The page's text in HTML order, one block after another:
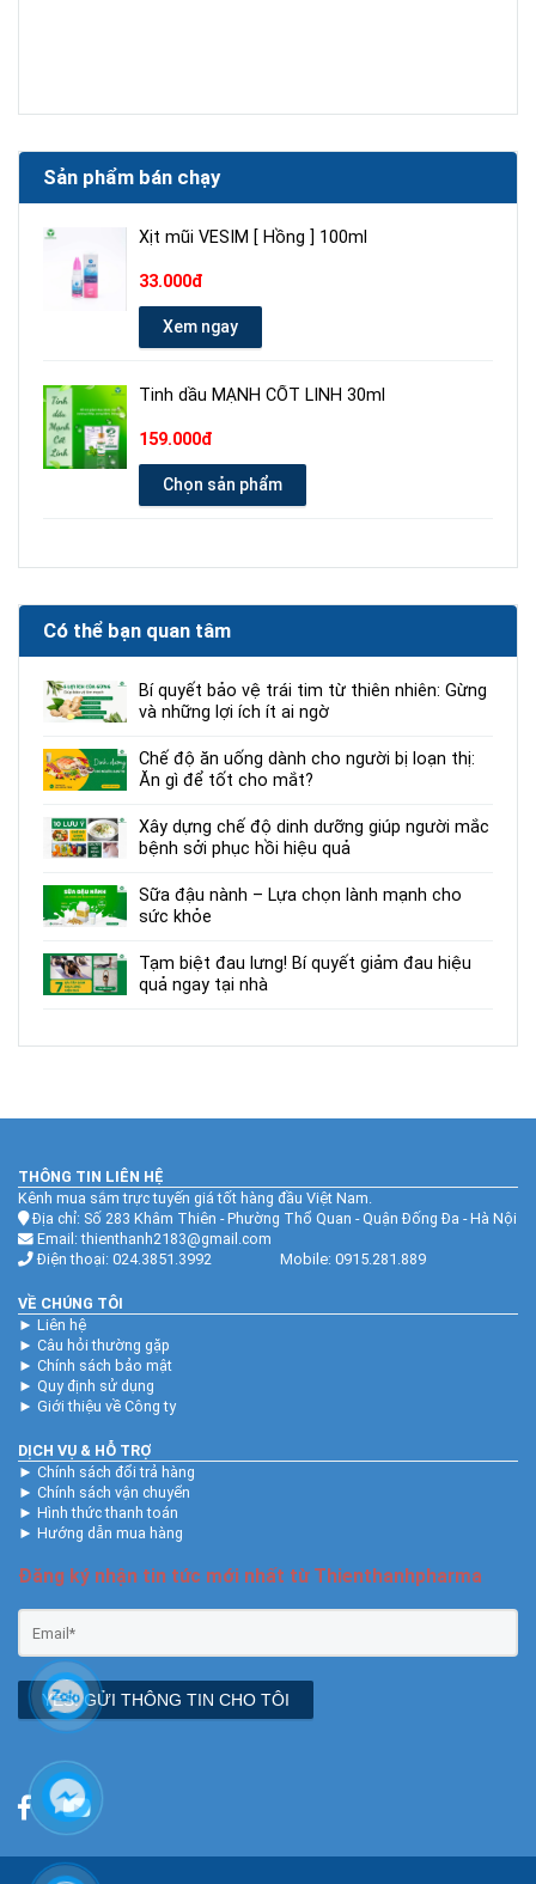
Sản phẩm bán chạy
Xịt mũi VESIM [ Hồng ] 100ml
33.000đ
Xem ngay
Tinh dầu MẠNH CỐT LINH 30ml
159.000đ
Chọn sản phẩm
Có thể bạn quan tâm
Bí quyết bảo vệ trái tim từ thiên nhiên: Gừng
và những lợi ích ít ai ngờ
Chế độ ăn uống dành cho người bị loạn thị:
Ăn gì để tốt cho mắt?
Xây dựng chế độ dinh dưỡng giúp người mắc
bệnh sởi phục hồi hiệu quả
Sữa đậu nành – Lựa chọn lành mạnh cho
sức khỏe
Tạm biệt đau lưng! Bí quyết giảm đau hiệu
quả ngay tại nhà
THÔNG TIN LIÊN HỆ
Kênh mua sắm trực tuyến giá tốt hàng đầu Việt Nam.
Địa chỉ: Số 283 Khâm Thiên - Phường Thổ Quan - Quận Đống Đa - Hà Nội
Email: thienthanh2183@gmail.com
Điện thoại: 024.3851.3992 Mobile: 0915.281.889
VỀ CHÚNG TÔI
► Liên hệ
► Câu hỏi thường gặp
► Chính sách bảo mật
► Quy định sử dụng
► Giới thiệu về Công ty
DỊCH VỤ & HỖ TRỢ
► Chính sách đổi trả hàng
► Chính sách vận chuyển
► Hình thức thanh toán
► Hướng dẫn mua hàng
Đăng ký nhận tin tức mới nhất từ Thienthanhpharma
YES! GỬI THÔNG TIN CHO TÔI